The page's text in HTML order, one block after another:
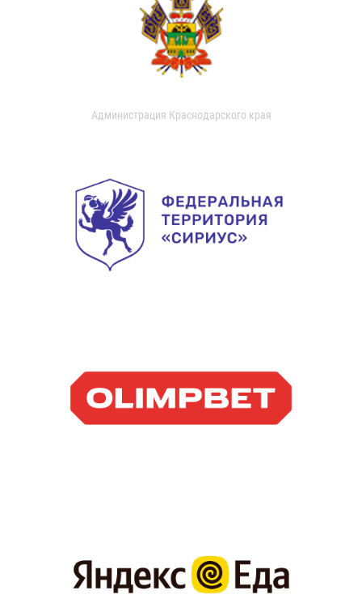
Администрация Краснодарского края